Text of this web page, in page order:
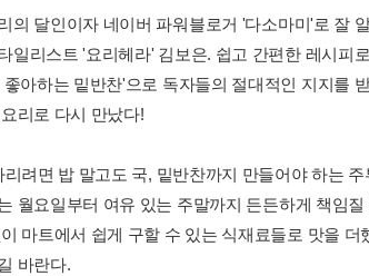
의 달인이자 네이버 파워블로거 '다소마미'로 잘
일리스트 '요리헤라' 김보은. 쉽고 간편한 레시피
좋아하는 밑반찬'으로 독자들의 절대적인 지지를
리로 다시 만났다!
리려면 밥 말고도 국, 밑반찬까지 만들어야 하는
월요일부터 여유 있는 주말까지 든든하게 책임
마트에서 쉽게 구할 수 있는 식재료들로 맛을
바란다.